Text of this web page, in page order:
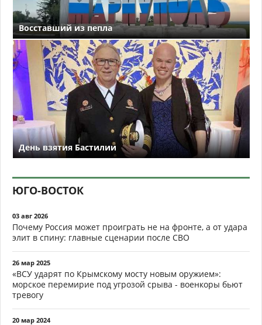
Восставший из пепла
День взятия Бастилии
ЮГО-ВОСТОК
03 авг 2026
Почему Россия может проиграть не на фронте, а от удара
элит в спину: главные сценарии после СВО
26 мар 2025
«ВСУ ударят по Крымскому мосту новым оружием»:
морское перемирие под угрозой срыва - военкоры бьют
тревогу
20 мар 2024